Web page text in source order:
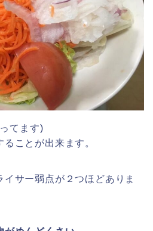
てます)
ことが出来ます。
サー弱点が２つほどありま